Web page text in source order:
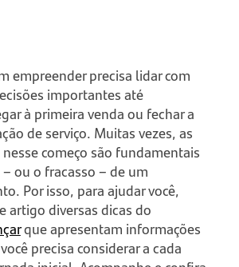
empreender precisa lidar com
importantes até
à primeira venda ou fechar a
de serviço. Muitas vezes, as
começo são fundamentais
ou o fracasso – de um
Por isso, para ajudar você,
artigo diversas dicas do
que apresentam informações
precisa considerar a cada